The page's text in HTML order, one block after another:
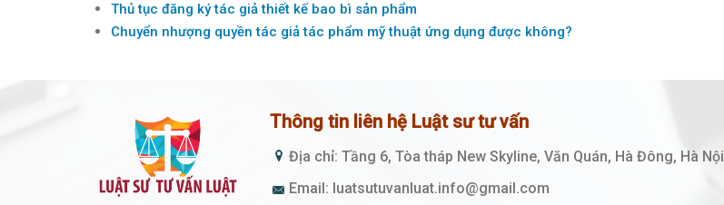
Thủ tục đăng ký tác giả thiết kế bao bì sản phẩm
Chuyển nhượng quyền tác giả tác phẩm mỹ thuật ứng dụng được không?
Thông tin liên hệ Luật sư tư vấn
Địa chỉ: Tầng 6, Tòa tháp New Skyline, Văn Quán, Hà Đông, Hà Nội
Email: luatsutuvanluat.info@gmail.com